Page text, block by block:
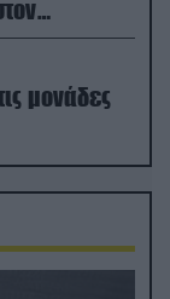
μονάδες